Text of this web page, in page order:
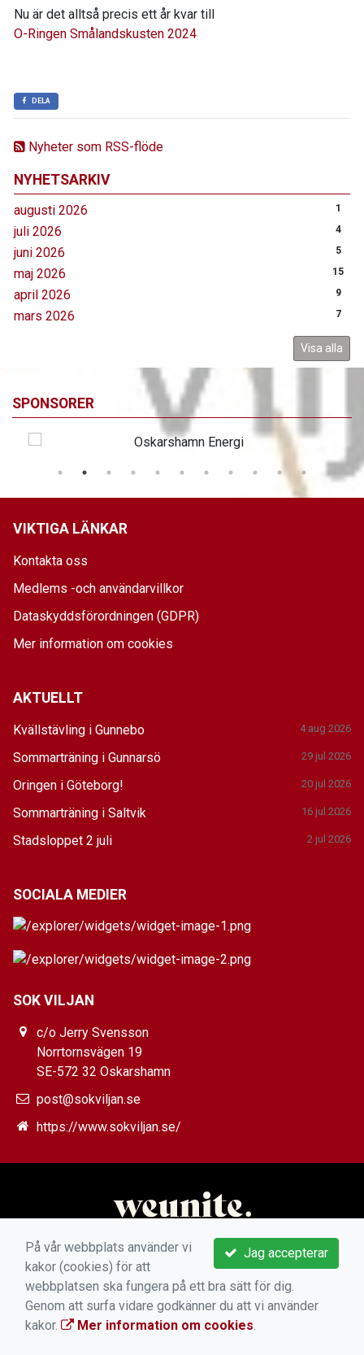
Nyheter som RSS-flöde
NYHETSARKIV
augusti 2026 1
juli 2026 4
juni 2026 5
maj 2026 15
april 2026 9
mars 2026 7
Visa alla
Nu är det alltså precis ett år kvar till
O-Ringen Smålandskusten 2024
DELA
SPONSORER
VIKTIGA LÄNKAR
Kontakta oss
Medlems -och användarvillkor
Dataskyddsförordningen (GDPR)
Mer information om cookies
AKTUELLT
Kvällstävling i Gunnebo 4 aug 2026
Sommarträning i Gunnarsö 29 jul 2026
Oringen i Göteborg! 20 jul 2026
Sommarträning i Saltvik 16 jul 2026
Stadsloppet 2 juli 2 jul 2026
SOCIALA MEDIER
SOK VILJAN
c/o Jerry Svensson
Norrtornsvägen 19
SE-572 32 Oskarshamn
post@sokviljan.se
https://www.sokviljan.se/
Jag accepterar
På vår webbplats använder vi
kakor (cookies) för att
webbplatsen ska fungera på ett bra sätt för dig.
Genom att surfa vidare godkänner du att vi använder
kakor.
Mer information om cookies.